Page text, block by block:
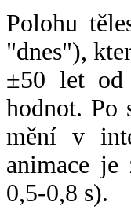
Polohu
"dnes"),
±50 let od
hodnot. Po
mění v
animace je
0,5-0,8 s).